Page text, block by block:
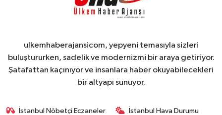
ulkemhaberajansicom, yepyeni temasıyla sizleri
buluştururken, sadelik ve modernizmi bir araya getiriyor.
Şatafattan kaçınıyor ve insanlara haber okuyabilecekleri
bir altyapı sunuyor.
İstanbul Nöbetçi Eczaneler İstanbul Hava Durumu